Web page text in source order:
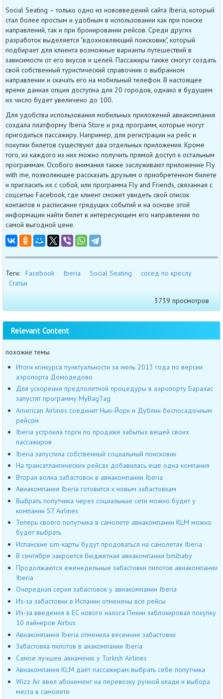
Social Seating – только одно из нововведений сайта Iberia, который
стал более простым и удобным в использовании как при поиске
направлений, так и при бронировании рейсов. Среди других
разработок выделяется "вдохновляющий поисковик", который
подбирает для клиента возможные варианты путешествий в
зависимости от его вкусов и целей. Пассажиры также смогут создать
свой собственный туристический справочник о выбранном
направлении и скачать его на мобильный телефон. В настоящее
время данная опция доступна для 20 городов, однако в будущем
их число будет увеличено до 100.
Для удобства использования мобильных приложений авиакомпания
создала платформу Iberia Store и ряд программ, которые могут
пригодиться пассажиру. Например, для регистрации на рейс и
покупки билетов существуют два отдельных приложения. Кроме
того, из каждого из них можно получить прямой доступ к остальным
программам. Особого внимания также заслуживают приложение Fly
with me, позволяющее рассказать друзьям о приобретенном билете
и пригласить их с собой, или программа Fly and Friends, связанная с
соцсетью Facebook, где клиент сможет увидеть свой список
контактов и расписание грядущих событий и на основе этой
информации найти билет в интересующем его направлении по
самой выгодной цене.
Теги: Facebook Iberia Social Seating
сосед по креслу
Статьи
3739 просмотров
Relevant Content
похожие темы
Итоги конкурса пунктуальности за июль 2013 года по версии
аэропорта Домодедово
Для ускорения предполетной процедуры в аэропорту Барахас
запустят программу MyBagTag
American Airlines соединит Нью-Йорк и Дублин беспосадочным
рейсом
Iberia устроила торги по продаже забытых вещей своих
пассажиров
Iberia запустила собственный социальный поисковик
На трансатлантических рейсах добавилась еще одна компания
Вторая волна забастовок в авиакомпании Iberia
Авиакомпания Iberia готовится к новым забастовкам
Выбрать попутчика через социальные сети можно будет у
компании S7 Airlines
Теперь своего попутчика в самолете авиакомпании KLM можно
будет выбрать
Испанские sim-карты будут продоваться на самолетах Iberia
В сентябре закроется бюджетная авиакомпания bmibaby
Продолжаются еженедельные забастовки пилотов авиакомпании
Iberia
Очередная серия забастовок у авиакомпании Iberia
Из-за забастовки в Испании отменены все рейсы
Из-за введения в ЕС нового налога Пекин заблокировал покупку
10 лайнеров Airbus
Авиакомпания Iberia отменила весенние забастовки
Забастовка пилотов в аиакомпании Iberia
Самое лучшее авиаменю у Turkish Airlines
Авиакомпания KLM даёт пассажирам выбрать себе попутчика
Wizz Air ввел абонемент на перевозку ручной клади и выбора
места в самолете